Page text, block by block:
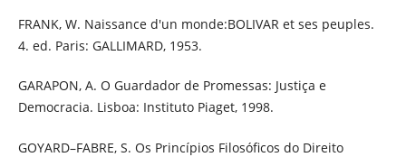
FRANK, W. Naissance d'un monde:BOLIVAR et ses peuples.
4. ed. Paris: GALLIMARD, 1953.
GARAPON, A. O Guardador de Promessas: Justiça e
Democracia. Lisboa: Instituto Piaget, 1998.
GOYARD–FABRE, S. Os Princípios Filosóficos do Direito